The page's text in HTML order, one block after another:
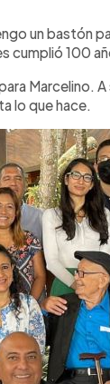
un bastón
cumplió 100
Marcelino.
lo que hace.